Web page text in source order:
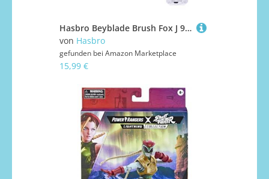
Hasbro Beyblade Brush Fox J 9-70GR CX Starter Pack Kreisel und Starter
von Hasbro
gefunden bei Amazon Marketplace
15,99 €